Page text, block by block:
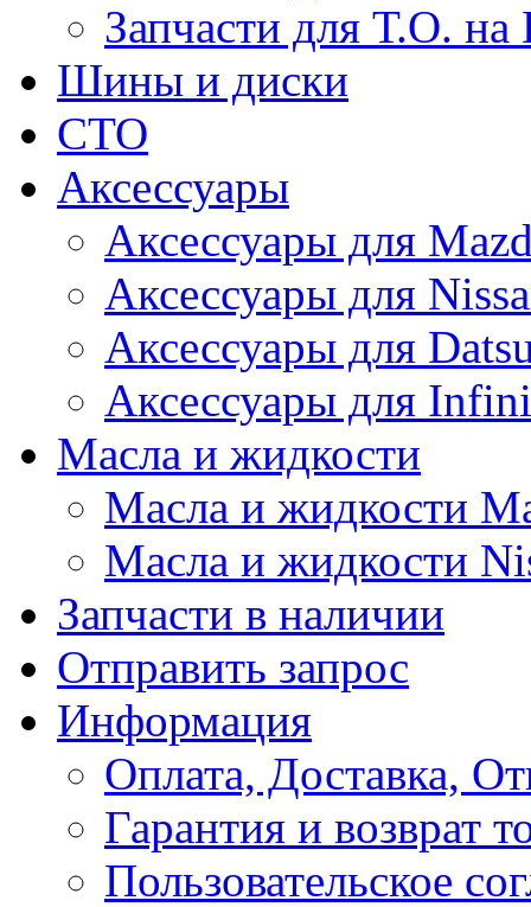
Запчасти для Т.О. на
Шины и диски
СТО
Аксессуары
Аксессуары для
Аксессуары для
Аксессуары для
Аксессуары для
Масла и жидкости
Масла и жидкости
Масла и жидкости
Запчасти в наличии
Отправить запрос
Информация
Оплата, Доставка,
Гарантия и возврат
Пользовательское